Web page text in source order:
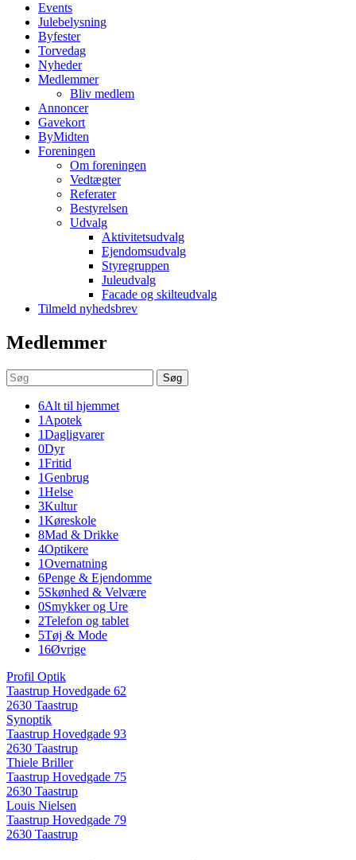
Events
Julebelysning
Byfester
Torvedag
Nyheder
Medlemmer
Bliv medlem
Annoncer
Gavekort
ByMidten
Foreningen
Om foreningen
Vedtægter
Referater
Bestyrelsen
Udvalg
Aktivitetsudvalg
Ejendomsudvalg
Styregruppen
Juleudvalg
Facade og skilteudvalg
Tilmeld nyhedsbrev
Medlemmer
Søg
6Alt til hjemmet
1 Apotek
1Dagligvarer
0Dyr
1Fritid
1Genbrug
1Helse
3Kultur
1Køreskole
8Mad & Drikke
4Optikere
1Overnatning
6Penge & Ejendomme
5Skønhed & Velvære
0Smykker og Ure
2Telefon og tablet
5Tøj & Mode
16Øvrige
Profil Optik
Taastrup Hovedgade 62
2630 Taastrup
Synoptik
Taastrup Hovedgade 93
2630 Taastrup
Thiele Briller
Taastrup Hovedgade 75
2630 Taastrup
Louis Nielsen
Taastrup Hovedgade 79
2630 Taastrup